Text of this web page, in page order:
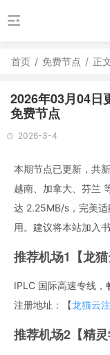
首页 / 免费节点 / 正
2026年03月04日
免费节点
2026-3-4
本期节点已更新，共
越南、加拿大、芬兰
达 2.25MB/s，完美适
用。建议将本站加入
推荐机场1【龙猫
IPLC 国际高速专线
注册地址：【龙猫云
推荐机场2【精灵